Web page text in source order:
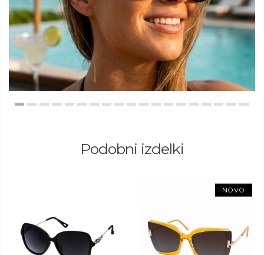
Podobni izdelki
NOVO